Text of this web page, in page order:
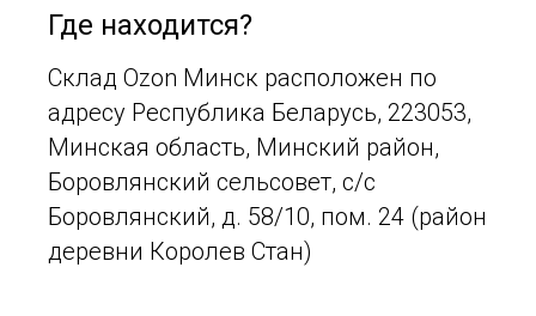
Где находится?
Склад Ozon Минск расположен по
адресу Республика Беларусь, 223053,
Минская область, Минский район,
Боровлянский сельсовет, с/с
Боровлянский, д. 58/10, пом. 24 (район
деревни Королев Стан)